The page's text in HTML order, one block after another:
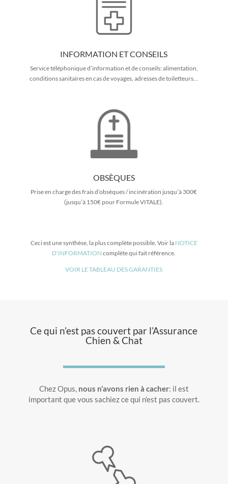
INFORMATION ET CONSEILS
Service téléphonique d’information et de conseils: alimentation,
conditions sanitaires en cas de voyages, adresses de toiletteurs…
OBSÈQUES
Prise en charge des frais d’obsèques / incinération jusqu’à 300€
(jusqu’à 150€ pour Formule VITALE).
Ceci est une synthèse, la plus complète possible. Voir la NOTICE
D’INFORMATION complète qui fait référence.
VOIR LE TABLEAU DES GARANTIES
Ce qui n’est pas couvert par l’Assurance
Chien & Chat
Chez Opus, nous n’avons rien à cacher: il est
important que vous sachiez ce qui n’est pas couvert.